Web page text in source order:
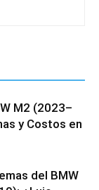
M2 (2023–
y Costos en
del BMW